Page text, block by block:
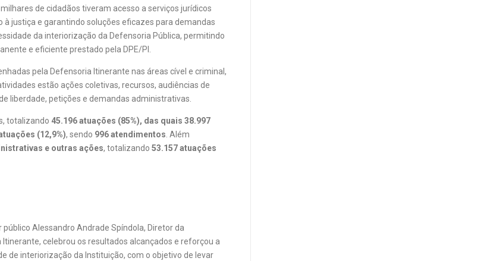
de cidadãos tiveram acesso a serviços jurídicos
justiça e garantindo soluções eficazes para demandas
da interiorização da Defensoria Pública, permitindo
e eficiente prestado pela DPE/PI.
pela Defensoria Itinerante nas áreas cível e criminal,
estão ações coletivas, recursos, audiências de
liberdade, petições e demandas administrativas.
totalizando 45.196 atuações (85%), das quais 38.997
(12,9%), sendo 996 atendimentos . Além
e outras ações, totalizando 53.157 atuações
público Alessandro Andrade Spíndola, Diretor da
Itinerante, celebrou os resultados alcançados e reforçou a
de interiorização da Instituição, com o objetivo de levar